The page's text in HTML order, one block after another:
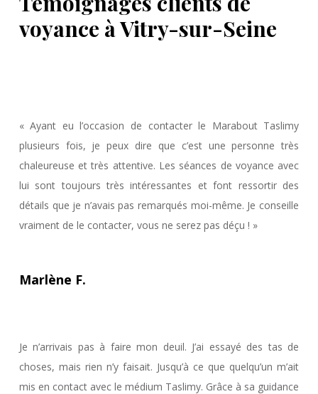
voyance à Vitry-sur-Seine
« Ayant eu l’occasion de contacter le Marabout Taslimy
plusieurs fois, je peux dire que c’est une personne très
chaleureuse et très attentive. Les séances de voyance avec
lui sont toujours très intéressantes et font ressortir des
détails que je n’avais pas remarqués moi-même. Je conseille
vraiment de le contacter, vous ne serez pas déçu ! »
Marlène F.
Je n’arrivais pas à faire mon deuil. J’ai essayé des tas de
choses, mais rien n’y faisait. Jusqu’à ce que quelqu’un m’ait
mis en contact avec le médium Taslimy. Grâce à sa guidance